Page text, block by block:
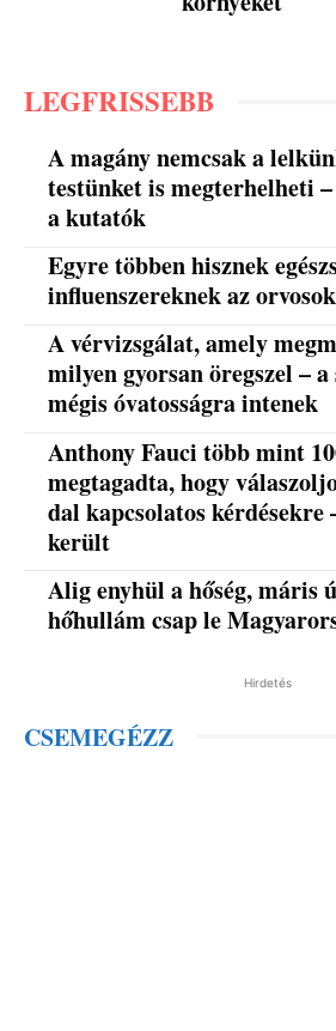
LEGFRISSEBB
A magány nemcsak a
testünket is megterhelheti
a kutatók
Egyre többen hisznek
influenszereknek az
A vérvizsgálat, amely
milyen gyorsan öregszel –
mégis óvatosságra intenek
Anthony Fauci több mint
megtagadta, hogy
dal kapcsolatos kérdésekre
került
Alig enyhül a hőség, máris
hőhullám csap le
Hirdetés
CSEMEGÉZZ